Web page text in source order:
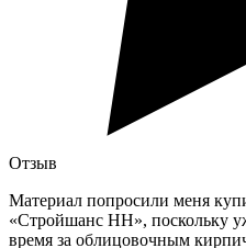
Отзыв
Материал попросили меня
«Стройшанс НН», поскольку
время за облицовочным